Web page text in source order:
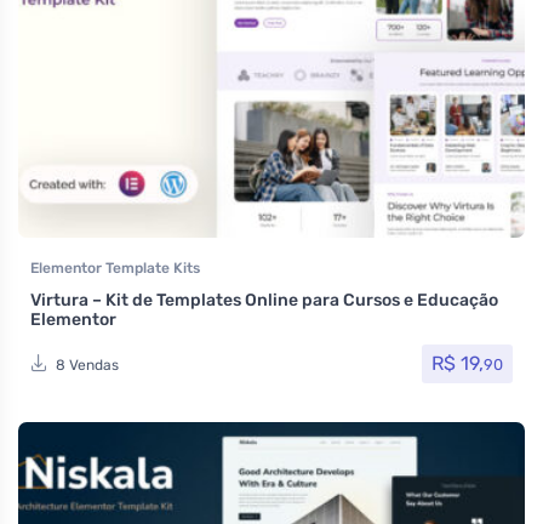
Elementor Template Kits
Virtura – Kit de Templates Online para Cursos e Educação
Elementor
8 Vendas R$ 19,90